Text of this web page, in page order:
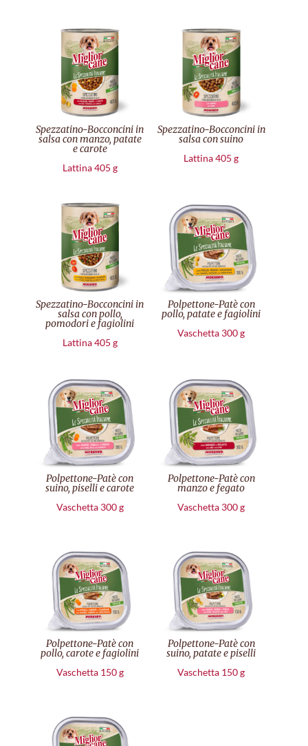
Spezzatino-Bocconcini in
salsa con manzo, patate
e carote
Lattina 405 g
Spezzatino-Bocconcini in
salsa con suino
Lattina 405 g
Spezzatino-Bocconcini in
salsa con pollo,
pomodori e fagiolini
Lattina 405 g
Polpettone-Patè con
pollo, patate e fagiolini
Vaschetta 300 g
Polpettone-Patè con
suino, piselli e carote
Vaschetta 300 g
Polpettone-Patè con
manzo e fegato
Vaschetta 300 g
Polpettone-Patè con
pollo, carote e fagiolini
Vaschetta 150 g
Polpettone-Patè con
suino, patate e piselli
Vaschetta 150 g